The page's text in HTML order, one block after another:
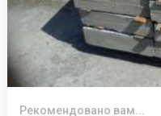
Рекомендовано вам...